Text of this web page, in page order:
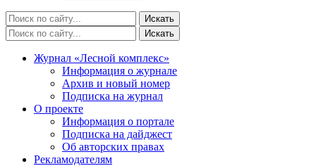
Журнал «Лесной комплекс»
Информация о журнале
Архив и новый номер
Подписка на журнал
О проекте
Информация о портале
Подписка на дайджест
Об авторских правах
Рекламодателям